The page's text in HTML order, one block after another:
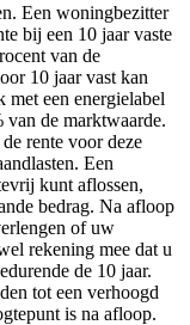
Een woningbezitter
bij een 10 jaar vaste
van de
10 jaar vast kan
een energielabel
van de marktwaarde.
rente voor deze
Een
kunt aflossen,
bedrag. Na afloop
of uw
rekening mee dat u
de 10 jaar.
tot een verhoogd
is na afloop.